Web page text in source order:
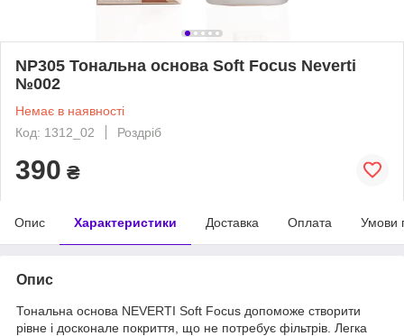
NP305 Тональна основа Soft Focus Neverti
№002
Немає в наявності
Код: 1312_02
Роздріб
390 ₴
Опис Характеристики Доставка Оплата Умови
Опис
Тональна основа NEVERTI Soft Focus допоможе створити
рівне і досконале покриття, що не потребує фільтрів. Легка